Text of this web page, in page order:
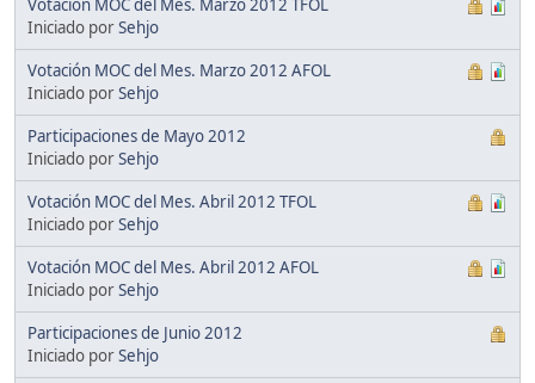
Votación MOC del Mes. Marzo 2012 TFOL
Iniciado porSehjo
Votación MOC del Mes. Marzo 2012 AFOL
Iniciado porSehjo
Participaciones de Mayo 2012
Iniciado porSehjo
Votación MOC del Mes. Abril 2012 TFOL
Iniciado porSehjo
Votación MOC del Mes. Abril 2012 AFOL
Iniciado porSehjo
Participaciones de Junio 2012
Iniciado porSehjo